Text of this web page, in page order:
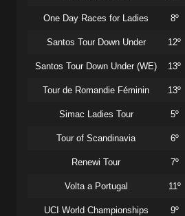
One Day Races for Ladies 8º
Santos Tour Down Under 12º
Santos Tour Down Under (WE) 13º
Tour de Romandie Féminin 13º
Simac Ladies Tour 5º
Tour of Scandinavia 6º
Renewi Tour 7º
Volta a Portugal 11º
UCI World Championships 9º